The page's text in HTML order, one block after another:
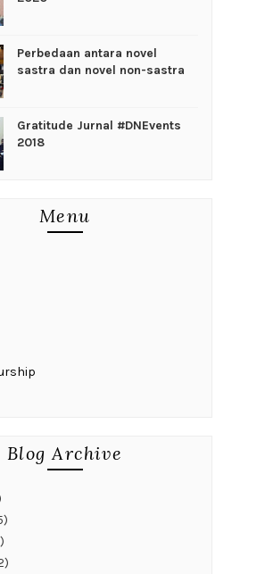
Perbedaan antara novel
sastra dan novel non-sastra
Gratitude Jurnal #DNEvents
2018
Menu
Blog Archive